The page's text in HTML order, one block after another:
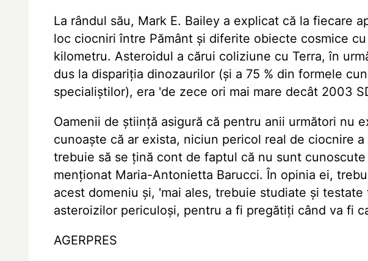
La rândul său, Mark E. Bailey a explicat că la fiecare
loc ciocniri între Pământ și diferite obiecte cosmice
kilometru. Asteroidul a cărui coliziune cu Terra, în
dus la dispariția dinozaurilor (și a 75 % din formele
specialiștilor), era 'de zece ori mai mare decât 2003
Oamenii de știință asigură că pentru anii următori nu
cunoaște că ar exista, niciun pericol real de ciocnire
trebuie să se țină cont de faptul că nu sunt
menționat Maria-Antonietta Barucci. În opinia ei,
acest domeniu și, 'mai ales, trebuie studiate și
asteroizilor periculoși, pentru a fi pregătiți când va fi
AGERPRES